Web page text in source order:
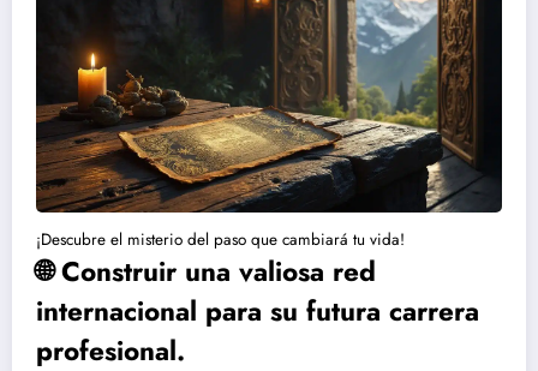
¡Descubre el misterio del paso que cambiará tu vida!
🌐 Construir una valiosa red
internacional para su futura carrera
profesional.